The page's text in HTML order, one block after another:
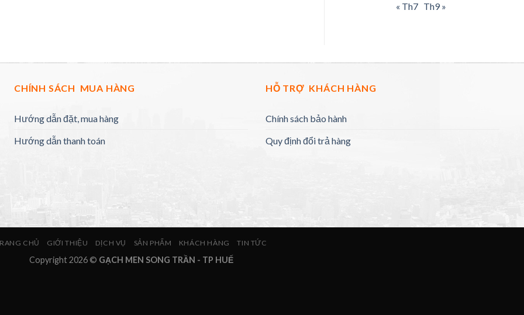
« Th7 Th9 »
CHÍNH SÁCH MUA HÀNG
Hướng dẫn đặt, mua hàng
Hướng dẫn thanh toán
HỖ TRỢ KHÁCH HÀNG
Chính sách bảo hành
Quy định đổi trả hàng
CHỦ GIỚI THIỆU DỊCH VỤ SẢN PHẨM KHÁCH HÀNG TIN TỨC
Copyright 2026 © GẠCH MEN SONG TRẦN - TP HUẾ